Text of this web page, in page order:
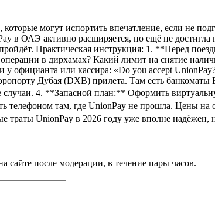
которые могут испортить впечатление, если не
в ОАЭ активно расширяется, но ещё не
пройдёт. Практическая инструкция: 1. **Перед
в дирхамах? Какий лимит на снятие
у официанта или кассира: «Do you accept
Дубая (DXB) прилета. Там есть
4. **Запасной план:** Оформить
телефоном там, где UnionPay не прошла. Цены
траты UnionPay в 2026 году уже вполне надёжен,
сайте после модерации, в течение пары часов.